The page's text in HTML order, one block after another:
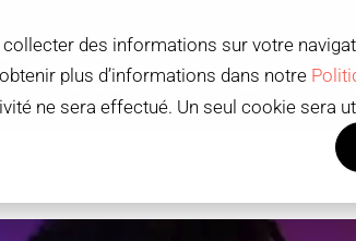
des informations sur votre
plus d’informations dans notre
ne sera effectué. Un seul cookie sera
SCHOOL ADMISSIONS ET
L'IDEM
Contact FR